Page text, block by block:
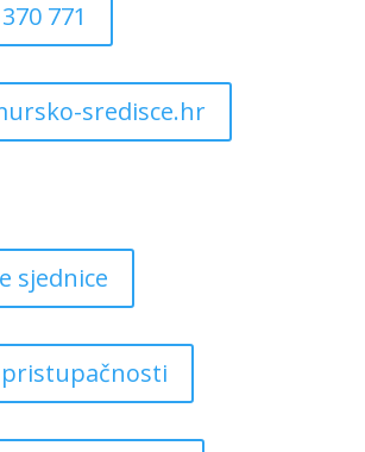
771
sredisce.hr
sjednice
pristupačnosti